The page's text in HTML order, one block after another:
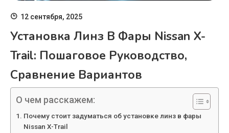
12 сентября, 2025
Установка Линз В Фары Nissan X-
Trail: Пошаговое Руководство,
Сравнение Вариантов
О чем расскажем:
Почему стоит задуматься об установке линз в фары
Nissan X-Trail